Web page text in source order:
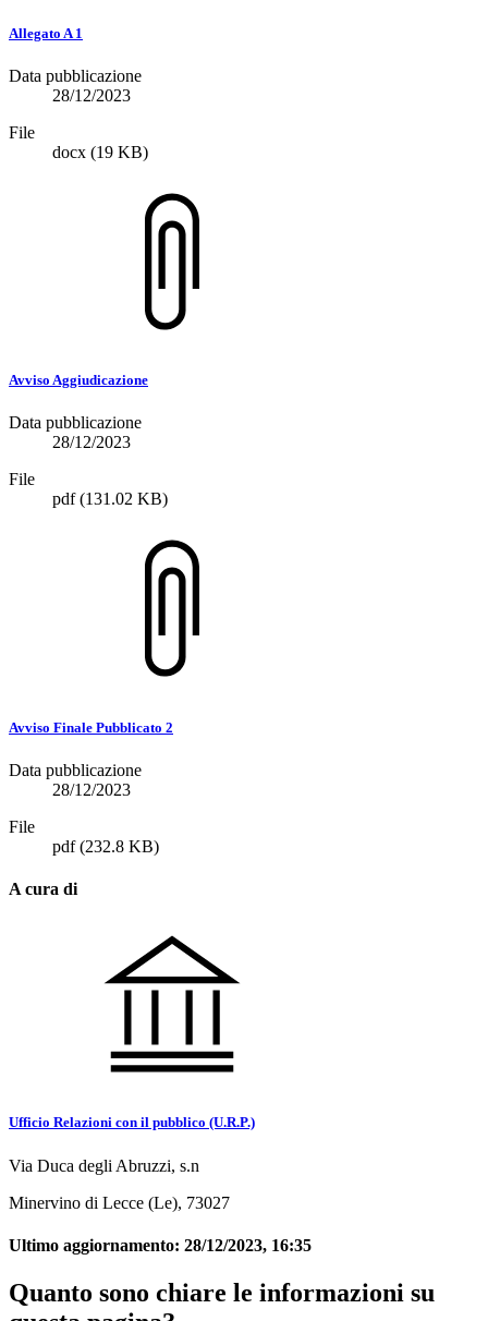
Allegato A 1
Data pubblicazione
28/12/2023
File
docx (19 KB)
Avviso Aggiudicazione
Data pubblicazione
28/12/2023
File
pdf(131.02 KB)
Avviso Finale Pubblicato 2
Data pubblicazione
28/12/2023
File
pdf(232.8 KB)
A cura di
Ufficio Relazioni con il pubblico (U.R.P.)
Via Duca degli Abruzzi, s.n
Minervino di Lecce (Le), 73027
Ultimo aggiornamento: 28/12/2023, 16:35
Quanto sono chiare le informazioni su